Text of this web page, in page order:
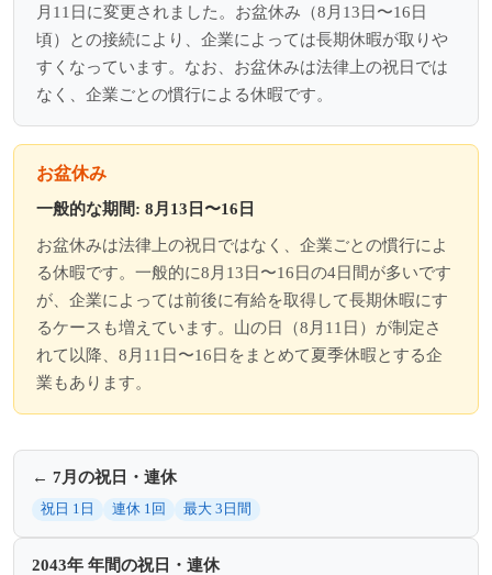
月11日に変更されました。お盆休み（8月13日〜16日
頃）との接続により、企業によっては長期休暇が取りや
すくなっています。なお、お盆休みは法律上の祝日では
なく、企業ごとの慣行による休暇です。
お盆休み
一般的な期間: 8月13日〜16日
お盆休みは法律上の祝日ではなく、企業ごとの慣行によ
る休暇です。一般的に8月13日〜16日の4日間が多いです
が、企業によっては前後に有給を取得して長期休暇にす
るケースも増えています。山の日（8月11日）が制定さ
れて以降、8月11日〜16日をまとめて夏季休暇とする企
業もあります。
← 7月の祝日・連休
祝日 1日 連休 1回 最大 3日間
2043年 年間の祝日・連休